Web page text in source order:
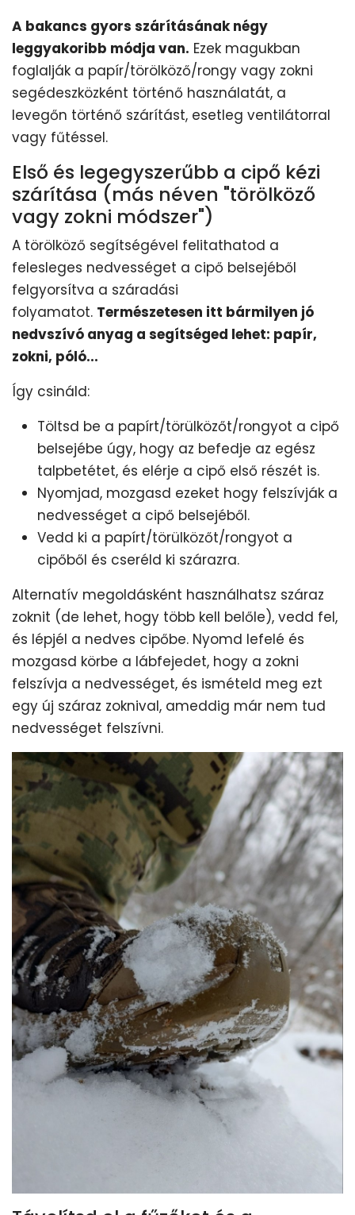
A bakancs gyors szárításának négy
leggyakoribb módja van. Ezek magukban
foglalják a papír/törölköző/rongy vagy zokni
segédeszközként történő használatát, a
levegőn történő szárítást, esetleg ventilátorral
vagy fűtéssel.
Első és legegyszerűbb a cipő kézi
szárítása (más néven "törölköző
vagy zokni módszer")
A törölköző segítségével felitathatod a
felesleges nedvességet a cipő belsejéből
felgyorsítva a száradási
folyamatot. Természetesen itt bármilyen jó
nedvszívó anyag a segítséged lehet: papír,
zokni, póló...
Így csináld:
Töltsd be a papírt/törülközőt/rongyot a cipő
belsejébe úgy, hogy az befedje az egész
talpbetétet, és elérje a cipő első részét is.
Nyomjad, mozgasd ezeket hogy felszívják a
nedvességet a cipő belsejéből.
Vedd ki a papírt/törülközőt/rongyot a
cipőből és cseréld ki szárazra.
Alternatív megoldásként használhatsz száraz
zoknit (de lehet, hogy több kell belőle), vedd fel,
és lépjél a nedves cipőbe. Nyomd lefelé és
mozgasd körbe a lábfejedet, hogy a zokni
felszívja a nedvességet, és ismételd meg ezt
egy új száraz zoknival, ameddig már nem tud
nedvességet felszívni.